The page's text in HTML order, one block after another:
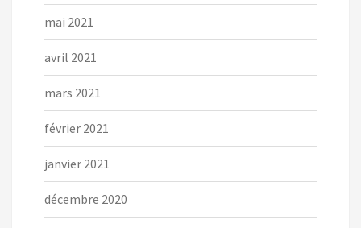
mai 2021
avril 2021
mars 2021
février 2021
janvier 2021
décembre 2020